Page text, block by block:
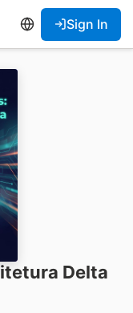
Sign In
Delta